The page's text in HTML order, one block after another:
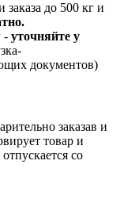
до 500 кг и
- уточняйте у
документов)
заказав и
товар и
со